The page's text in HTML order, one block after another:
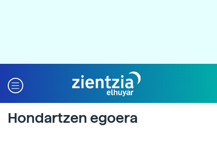
Hondartzen egoera